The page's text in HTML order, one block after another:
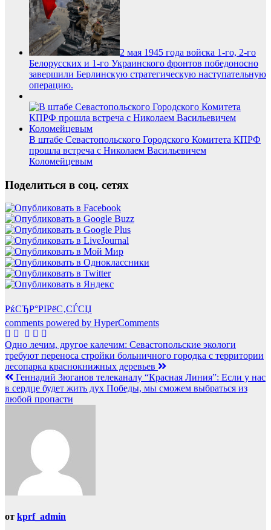
2 мая 1945 года войска 1-го, 2-го
Белорусских и 1-го Украинского фронтов победоносно
завершили Берлинскую стратегическую наступательную
операцию.
В штабе Севастопольского Городского Комитета КПРФ
прошла встреча с Николаем Васильевичем
Коломейцевым
Поделиться в соц. сетях
РќСЂР°РІРёС‚СЃСЏ
comments powered by HyperComments
Навигация
по
записям
Одно лечим, другое калечим: Севастопольские экологи
требуют переноса стройки больничного городка с территории
лесопарка краснокнижных деревьев
Геннадий Зюганов телеканалу “Красная Линия”: Если у нас
в сердце будет жить дух Победы, мы сможем выбраться из
любой пропасти
от kprf_admin